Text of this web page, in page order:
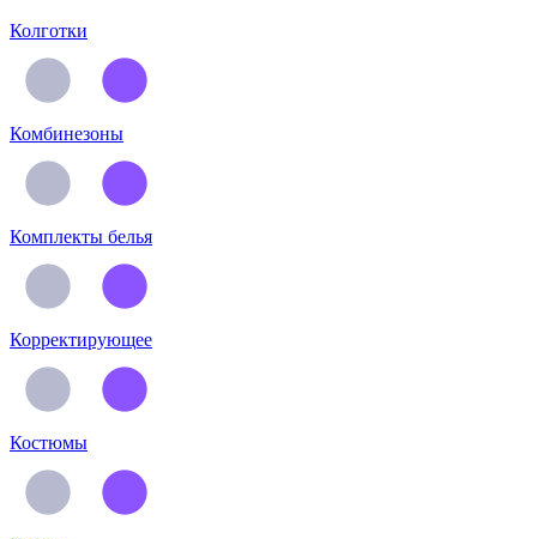
Колготки
Комбинезоны
Комплекты белья
Корректирующее
Костюмы